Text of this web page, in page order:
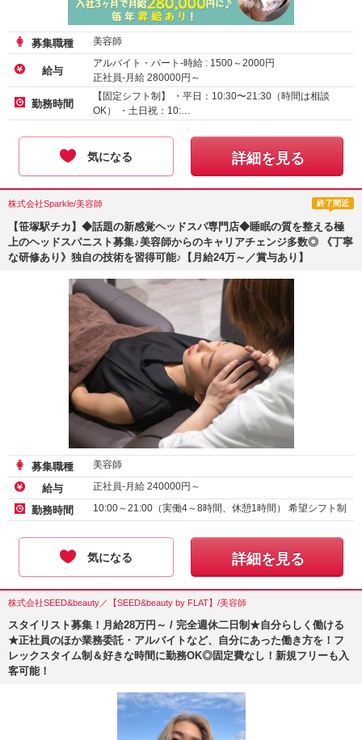
募集職種 美容師
給与
アルバイト・パート-時給 : 1500～2000円
正社員-月給 280000円～
勤務時間
【固定シフト制】 ・平日：10:30〜21:30（時間は相談
OK） ・土日祝：10:…
気になる 詳細を見る
株式会社Sparkle/美容師 終了間近
【笹塚駅チカ】◆話題の新感覚ヘッドスパ専門店◆睡眠の質を整える極
上のヘッドスパニスト募集♪美容師からのキャリアチェンジ多数◎ 《丁寧
な研修あり》独自の技術を習得可能♪【月給24万～／賞与あり】
募集職種 美容師
給与 正社員-月給 240000円～
勤務時間 10:00～21:00（実働4～8時間、休憩1時間） 希望シフト制
気になる 詳細を見る
株式会社SEED&beauty／【SEED&beauty by FLAT】/美容師
スタイリスト募集！月給28万円～ / 完全週休二日制★自分らしく働ける
★正社員のほか業務委託・アルバイトなど、自分にあった働き方を！フ
レックスタイム制＆好きな時間に勤務OK◎固定費なし！新規フリーも入
客可能！